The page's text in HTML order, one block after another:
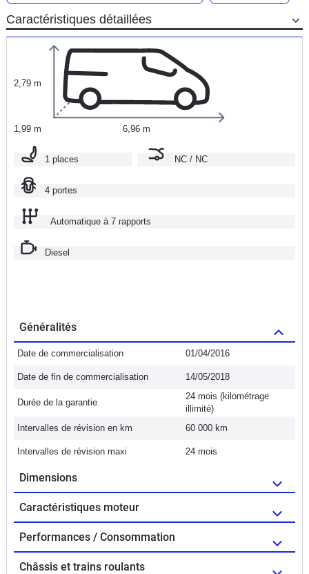
Caractéristiques détaillées
2,79 m
1,99 m 6,96 m
1 places NC / NC
4 portes
Automatique à 7 rapports
Diesel
Généralités
Date de commercialisation 01/04/2016
Date de fin de commercialisation 14/05/2018
Durée de la garantie
24 mois (kilométrage
illimité)
Intervalles de révision en km
60 000 km
Intervalles de révision maxi 24 mois
Dimensions
Caractéristiques moteur
Performances / Consommation
Châssis et trains roulants